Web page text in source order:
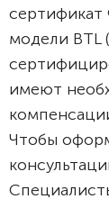
модели BTL
имеют
Чтобы